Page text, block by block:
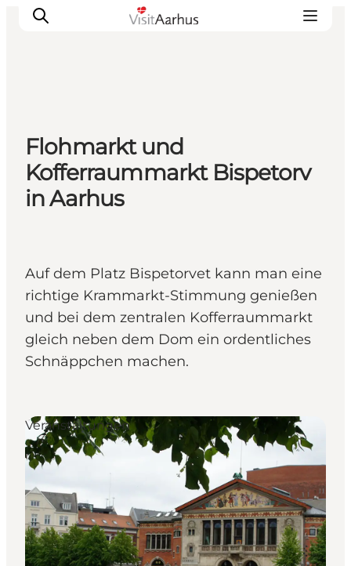
Sehen und erleben
Veranstaltungen
Städte und Regionen
Reiseplanung
Flohmarkt und
Kofferraummarkt Bispetorv
in Aarhus
Auf dem Platz Bispetorvet kann man eine
richtige Krammarkt-Stimmung genießen
und bei dem zentralen Kofferraummarkt
gleich neben dem Dom ein ordentliches
Schnäppchen machen.
Veranstaltungen